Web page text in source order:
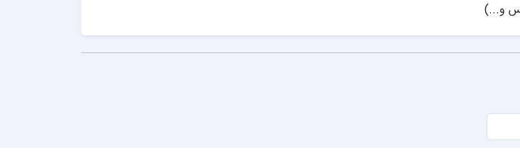
و...)